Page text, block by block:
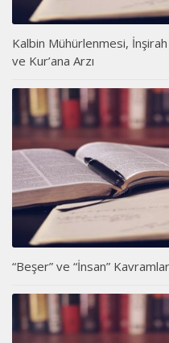
Kalbin Mühürlenmesi,
ve Kur’ana Arzı
“Beşer” ve “İnsan”